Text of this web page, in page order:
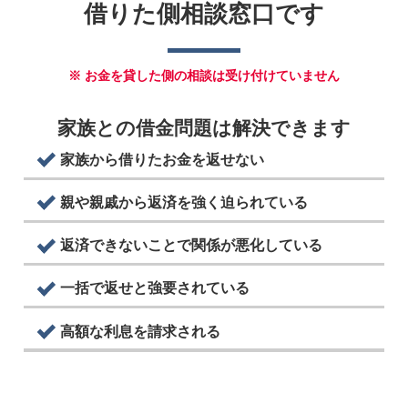
借りた側相談窓口です
※ お金を貸した側の相談は受け付けていません
家族との借金問題は解決できます
家族から借りたお金を返せない
親や親戚から返済を強く迫られている
返済できないことで関係が悪化している
一括で返せと強要されている
高額な利息を請求される